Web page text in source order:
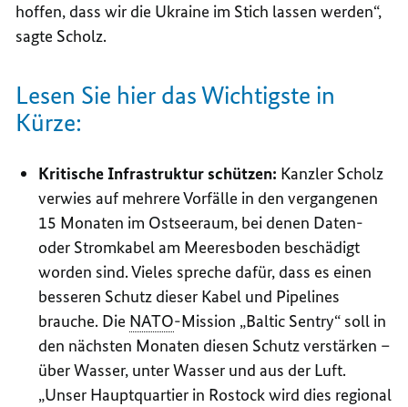
hoffen, dass wir die Ukraine im Stich lassen werden“,
sagte Scholz.
Lesen Sie hier das Wichtigste in
Kürze:
Kritische Infrastruktur schützen: Kanzler Scholz
verwies auf mehrere Vorfälle in den vergangenen
15 Monaten im Ostseeraum, bei denen Daten-
oder Stromkabel am Meeresboden beschädigt
worden sind. Vieles spreche dafür, dass es einen
besseren Schutz dieser Kabel und Pipelines
brauche. Die NATO-Mission „Baltic Sentry“ soll in
den nächsten Monaten diesen Schutz verstärken –
über Wasser, unter Wasser und aus der Luft.
„Unser Hauptquartier in Rostock wird dies regional